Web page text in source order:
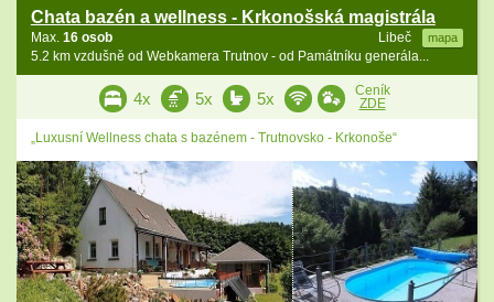
Chata bazén a wellness - Krkonošská magistrála
Libeč mapa
Max. 16 osob
5.2 km vzdušně od Webkamera Trutnov - od Památníku generála...
4x 5x 5x
Ceník
ZDE
„Luxusní Wellness chata s bazénem - Trutnovsko - Krkonoše“